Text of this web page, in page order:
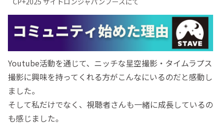
Youtube活動を通じて、ニッチな星空撮影・タイムラプス
撮影に興味を持ってくれる方がこんなにいるのだと感動し
ました。
そして私だけでなく、視聴者さんも一緒に成長しているの
も感じました。